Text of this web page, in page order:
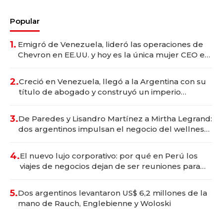
Popular
1. Emigró de Venezuela, lideró las operaciones de
Chevron en EE.UU. y hoy es la única mujer CEO en
2.Creció en Venezuela, llegó a la Argentina con su
título de abogado y construyó un imperio
3.De Paredes y Lisandro Martínez a Mirtha Legrand:
dos argentinos impulsan el negocio del wellness
4.El nuevo lujo corporativo: por qué en Perú los
viajes de negocios dejan de ser reuniones para
5.Dos argentinos levantaron US$ 6,2 millones de la
mano de Rauch, Englebienne y Woloski